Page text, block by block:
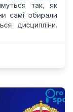
так, як
самі обирали
дисципліни.